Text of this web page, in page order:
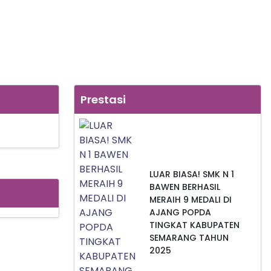
Prestasi
LUAR BIASA! SMK N 1
BAWEN BERHASIL
MERAIH 9 MEDALI DI
AJANG POPDA
TINGKAT KABUPATEN
SEMARANG TAHUN
2025